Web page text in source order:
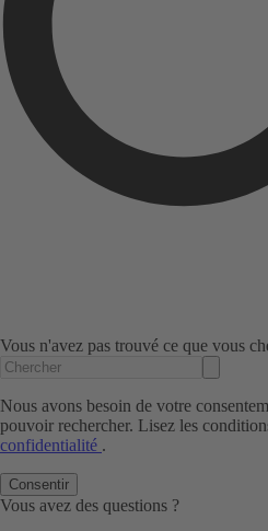
Vous n'avez pas trouvé ce que vous
Nous avons besoin de votre
pouvoir rechercher. Lisez les
confidentialité .
Consentir
Vous avez des questions ?